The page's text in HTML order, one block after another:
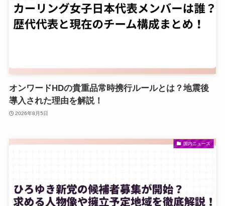
オンワードHDの貴重品常時携行ルールとは？地震後
導入された理由を解説！
2026年8月5日
国内ニュース